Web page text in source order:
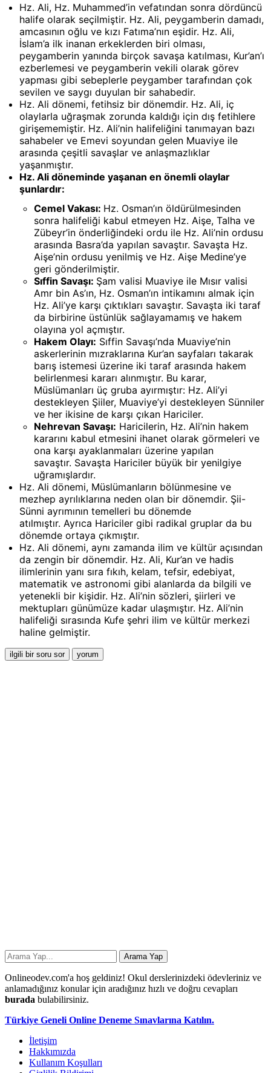
Hz. Ali, Hz. Muhammed’in vefatından sonra dördüncü
halife olarak seçilmiştir. Hz. Ali, peygamberin damadı,
amcasının oğlu ve kızı Fatıma’nın eşidir. Hz. Ali,
İslam’a ilk inanan erkeklerden biri olması,
peygamberin yanında birçok savaşa katılması, Kur’an’ı
ezberlemesi ve peygamberin vekili olarak görev
yapması gibi sebeplerle peygamber tarafından çok
sevilen ve saygı duyulan bir sahabedir.
Hz. Ali dönemi, fetihsiz bir dönemdir. Hz. Ali, iç
olaylarla uğraşmak zorunda kaldığı için dış fetihlere
girişememiştir. Hz. Ali’nin halifeliğini tanımayan bazı
sahabeler ve Emevi soyundan gelen Muaviye ile
arasında çeşitli savaşlar ve anlaşmazlıklar
yaşanmıştır.
Hz. Ali döneminde yaşanan en önemli olaylar
şunlardır:
Cemel Vakası: Hz. Osman’ın öldürülmesinden
sonra halifeliği kabul etmeyen Hz. Aişe, Talha ve
Zübeyr’in önderliğindeki ordu ile Hz. Ali’nin ordusu
arasında Basra’da yapılan savaştır. Savaşta Hz.
Aişe’nin ordusu yenilmiş ve Hz. Aişe Medine’ye
geri gönderilmiştir.
Sıffin Savaşı: Şam valisi Muaviye ile Mısır valisi
Amr bin As’ın, Hz. Osman’ın intikamını almak için
Hz. Ali’ye karşı çıktıkları savaştır. Savaşta iki taraf
da birbirine üstünlük sağlayamamış ve hakem
olayına yol açmıştır.
Hakem Olayı: Sıffin Savaşı’nda Muaviye’nin
askerlerinin mızraklarına Kur’an sayfaları takarak
barış istemesi üzerine iki taraf arasında hakem
belirlenmesi kararı alınmıştır. Bu karar,
Müslümanları üç gruba ayırmıştır: Hz. Ali’yi
destekleyen Şiiler, Muaviye’yi destekleyen Sünniler
ve her ikisine de karşı çıkan Hariciler.
Nehrevan Savaşı: Haricilerin, Hz. Ali’nin hakem
kararını kabul etmesini ihanet olarak görmeleri ve
ona karşı ayaklanmaları üzerine yapılan
savaştır. Savaşta Hariciler büyük bir yenilgiye
uğramışlardır.
Hz. Ali dönemi, Müslümanların bölünmesine ve
mezhep ayrılıklarına neden olan bir dönemdir. Şii-
Sünni ayrımının temelleri bu dönemde
atılmıştır. Ayrıca Hariciler gibi radikal gruplar da bu
dönemde ortaya çıkmıştır.
Hz. Ali dönemi, aynı zamanda ilim ve kültür açısından
da zengin bir dönemdir. Hz. Ali, Kur’an ve hadis
ilimlerinin yanı sıra fıkıh, kelam, tefsir, edebiyat,
matematik ve astronomi gibi alanlarda da bilgili ve
yetenekli bir kişidir. Hz. Ali’nin sözleri, şiirleri ve
mektupları günümüze kadar ulaşmıştır. Hz. Ali’nin
halifeliği sırasında Kufe şehri ilim ve kültür merkezi
haline gelmiştir.
Onlineodev.com'a hoş geldiniz! Okul derslerinizdeki ödevleriniz ve
anlamadığınız konular için aradığınız hızlı ve doğru cevapları
burada bulabilirsiniz.
Türkiye Geneli Online Deneme Sınavlarına Katılın.
İletişim
Hakkımızda
Kullanım Koşulları